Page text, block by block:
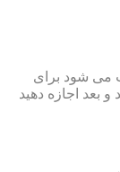
می شود برای
بعد اجازه دهید